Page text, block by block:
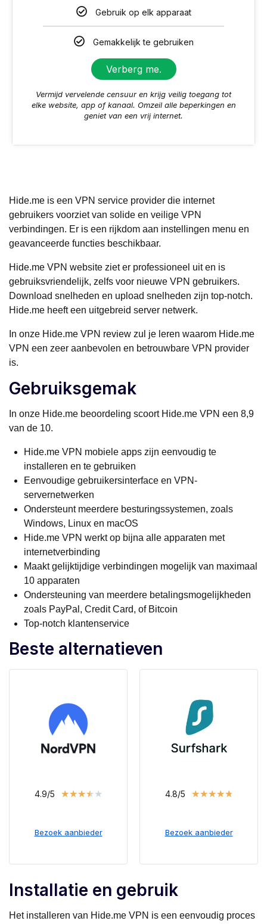
Gebruik op elk apparaat
Gemakkelijk te gebruiken
Verberg me.
Vermijd vervelende censuur en krijg veilig toegang tot
elke website, app of kanaal. Omzeil alle beperkingen en
geniet van een vrij internet.
Hide.me is een VPN service provider die internet
gebruikers voorziet van solide en veilige VPN
verbindingen. Er is een rijkdom aan instellingen menu en
geavanceerde functies beschikbaar.
Hide.me VPN website ziet er professioneel uit en is
gebruiksvriendelijk, zelfs voor nieuwe VPN gebruikers.
Download snelheden en upload snelheden zijn top-notch.
Hide.me heeft een uitgebreid server netwerk.
In onze Hide.me VPN review zul je leren waarom Hide.me
VPN een zeer aanbevolen en betrouwbare VPN provider
is.
Gebruiksgemak
In onze Hide.me beoordeling scoort Hide.me VPN een 8,9
van de 10.
Hide.me VPN mobiele apps zijn eenvoudig te
installeren en te gebruiken
Eenvoudige gebruikersinterface en VPN-
servernetwerken
Ondersteunt meerdere besturingssystemen, zoals
Windows, Linux en macOS
Hide.me VPN werkt op bijna alle apparaten met
internetverbinding
Maakt gelijktijdige verbindingen mogelijk van maximaal
10 apparaten
Ondersteuning van meerdere betalingsmogelijkheden
zoals PayPal, Credit Card, of Bitcoin
Top-notch klantenservice
Beste alternatieven
4.9/5 ★★★★★
Bezoek aanbieder
4.8/5 ★★★★★
Bezoek aanbieder
Installatie en gebruik
Het installeren van Hide.me VPN is een eenvoudig proces